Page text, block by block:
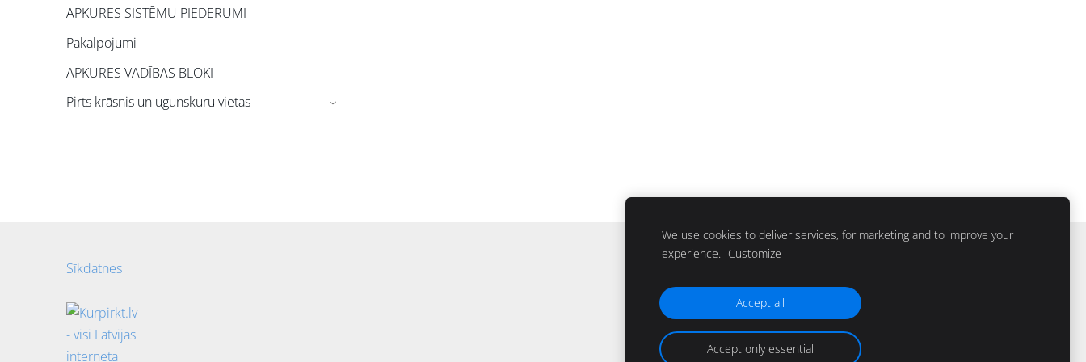
APKURES SISTĒMU PIEDERUMI
Pakalpojumi
APKURES VADĪBAS BLOKI
Pirts krāsnis un ugunskuru vietas
›
Sīkdatnes
We use cookies to deliver services, for marketing and to improve your
experience. Customize
Accept all
Accept only essential